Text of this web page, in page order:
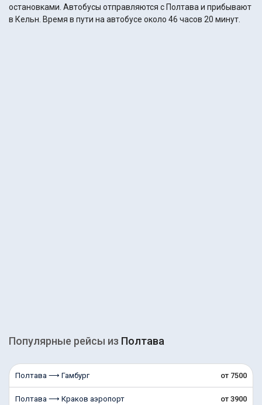
остановками. Автобусы отправляются с Полтава и прибывают
в Кельн. Время в пути на автобусе около 46 часов 20 минут.
Популярные рейсы из Полтава
Полтава ⟶ Гамбург от 7500
Полтава ⟶ Краков аэропорт от 3900